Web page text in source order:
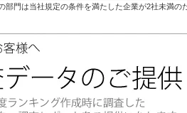
部門は当社規定の条件を満たした企業が2社未満の